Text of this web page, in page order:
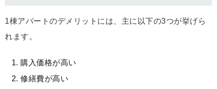
1棟アパートのデメリットには、主に以下の3つが挙げら
れます。
購入価格が高い
修繕費が高い